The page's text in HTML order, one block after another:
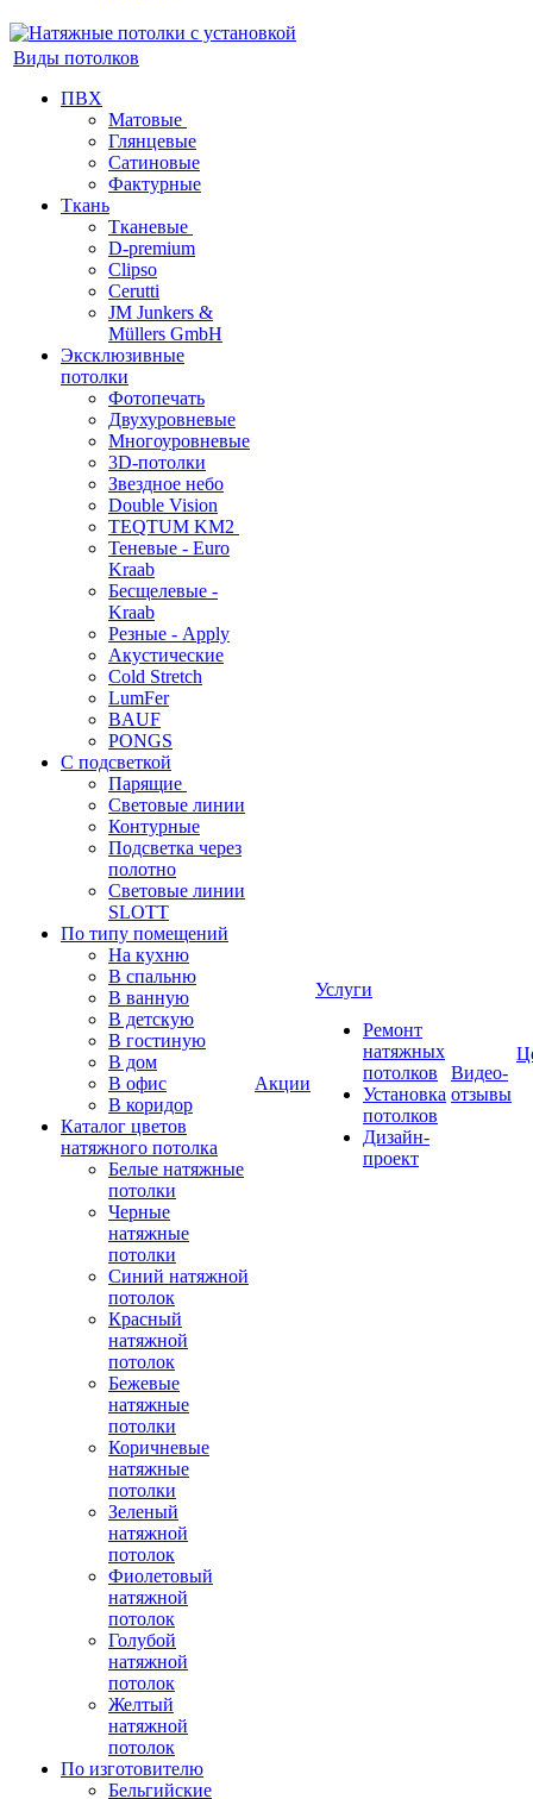
Виды потолков
ПВХ
Матовые
Глянцевые
Сатиновые
Фактурные
Ткань
Тканевые
D-premium
Clipso
Cerutti
JM Junkers &
Müllers GmbH
Эксклюзивные
потолки
Фотопечать
Двухуровневые
Многоуровневые
3D-потолки
Звездное небо
Double Vision
TEQTUM KM2
Теневые - Euro
Kraab
Бесщелевые -
Kraab
Резные - Apply
Акустические
Cold Stretch
LumFer
BAUF
PONGS
С подсветкой
Парящие
Световые линии
Контурные
Подсветка через
полотно
Световые линии
SLOTT
По типу помещений
На кухню
В спальню
В ванную
В детскую
В гостиную
В дом
В офис
В коридор
Каталог цветов
натяжного потолка
Белые натяжные
потолки
Черные
натяжные
потолки
Синий натяжной
потолок
Красный
натяжной
потолок
Бежевые
натяжные
потолки
Коричневые
натяжные
потолки
Зеленый
натяжной
потолок
Фиолетовый
натяжной
потолок
Голубой
натяжной
потолок
Желтый
натяжной
потолок
По изготовителю
Бельгийские
Акции
Услуги
Ремонт
натяжных
потолков
Установка
потолков
Дизайн-
проект
Видео-
отзывы